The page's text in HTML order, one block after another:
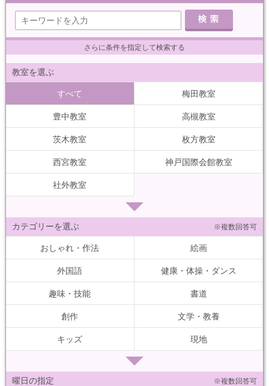
さらに条件を指定して検索する
教室を選ぶ
すべて 梅田教室
豊中教室 高槻教室
茨木教室 枚方教室
西宮教室 神戸国際会館教室
社外教室
カテゴリーを選ぶ ※複数回答可
おしゃれ・作法 絵画
外国語 健康・体操・ダンス
趣味・技能 書道
創作 文学・教養
キッズ 現地
曜日の指定 ※複数回答可